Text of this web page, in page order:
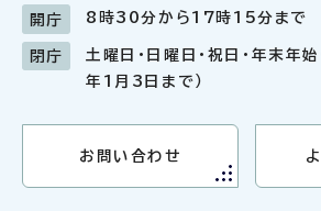
開庁 8時30分から17時15分まで
閉庁
土曜日・日曜日・祝日・年末年
年1月3日まで）
お問い合わせ